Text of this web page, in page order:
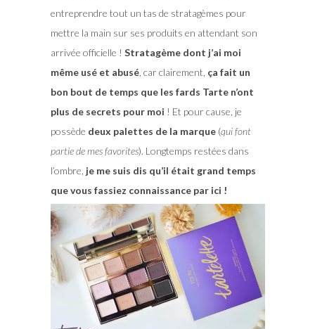
entreprendre tout un tas de stratagèmes pour
mettre la main sur ses produits en attendant son
arrivée officielle ! Stratagème dont j’ai moi
même usé et abusé, car clairement, ça fait un
bon bout de temps que les fards Tarte n’ont
plus de secrets pour moi ! Et pour cause, je
possède deux palettes de la marque(qui font
partie de mes favorites). Longtemps restées dans
l’ombre, je me suis dis qu’il était grand temps
que vous fassiez connaissance par ici !